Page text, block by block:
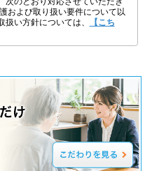
および取り扱い要件について以
い方針については、
【こち